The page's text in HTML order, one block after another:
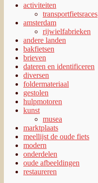
activiteiten
transportfietsraces
amsterdam
rijwielfabrieken
andere landen
bakfietsen
brieven
dateren en identificeren
diversen
foldermateriaal
gestolen
hulpmotoren
kunst
musea
marktplaats
meellijst de oude fiets
modern
onderdelen
oude afbeeldingen
restaureren